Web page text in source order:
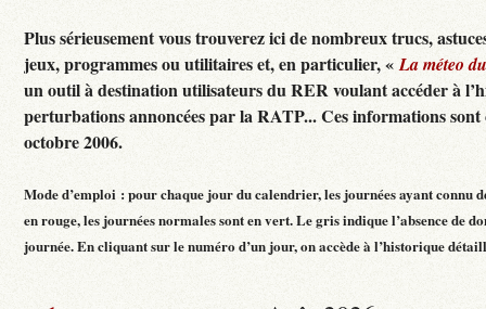
Plus sérieusement vous trouverez ici de nombreux trucs,
jeux, programmes ou utilitaires et, en particulier, «La méteo
un outil à destination utilisateurs du RER voulant accéder à
perturbations annoncées par la RATP... Ces informations sont
octobre 2006.
Mode d’emploi : pour chaque jour du calendrier, les journées ayant connu
en rouge, les journées normales sont en vert. Le gris indique l’absence de
journée. En cliquant sur le numéro d’un jour, on accède à l’historique